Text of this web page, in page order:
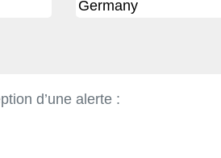
d’une alerte :